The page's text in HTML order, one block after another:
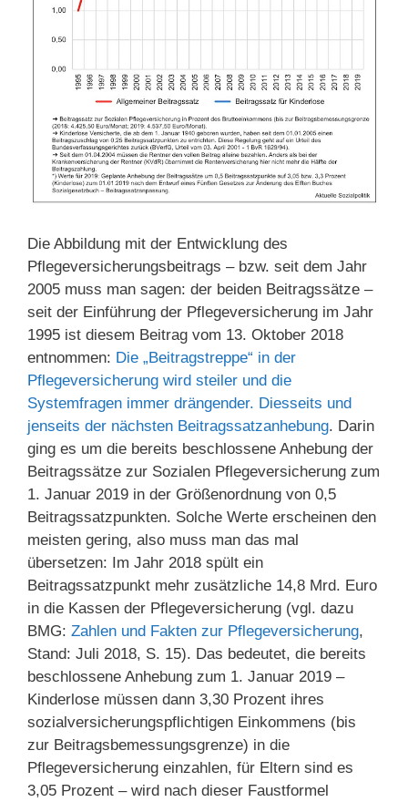
Die Abbildung mit der Entwicklung des
Pflegeversicherungsbeitrags – bzw. seit dem Jahr
2005 muss man sagen: der beiden Beitragssätze –
seit der Einführung der Pflegeversicherung im Jahr
1995 ist diesem Beitrag vom 13. Oktober 2018
entnommen: Die „Beitragstreppe“ in der
Pflegeversicherung wird steiler und die
Systemfragen immer drängender. Diesseits und
jenseits der nächsten Beitragssatzanhebung. Darin
ging es um die bereits beschlossene Anhebung der
Beitragssätze zur Sozialen Pflegeversicherung zum
1. Januar 2019 in der Größenordnung von 0,5
Beitragssatzpunkten. Solche Werte erscheinen den
meisten gering, also muss man das mal
übersetzen: Im Jahr 2018 spült ein
Beitragssatzpunkt mehr zusätzliche 14,8 Mrd. Euro
in die Kassen der Pflegeversicherung (vgl. dazu
BMG: Zahlen und Fakten zur Pflegeversicherung,
Stand: Juli 2018, S. 15). Das bedeutet, die bereits
beschlossene Anhebung zum 1. Januar 2019 –
Kinderlose müssen dann 3,30 Prozent ihres
sozialversicherungspflichtigen Einkommens (bis
zur Beitragsbemessungsgrenze) in die
Pflegeversicherung einzahlen, für Eltern sind es
3,05 Prozent – wird nach dieser Faustformel